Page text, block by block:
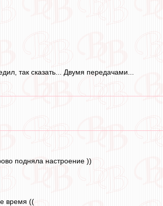
так сказать... Двумя передачами...
подняла настроение ))
время ((